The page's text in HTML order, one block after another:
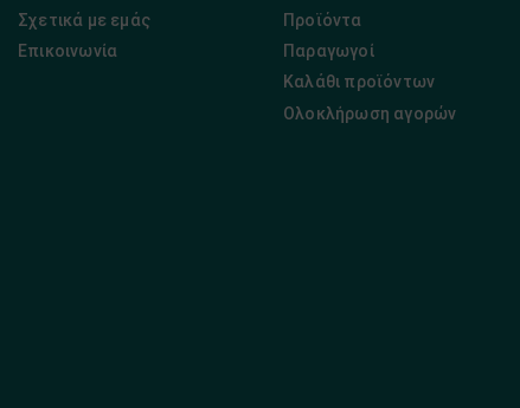
Σχετικά με εμάς
Επικοινωνία
Προϊόντα
Παραγωγοί
Καλάθι προϊόντων
Ολοκλήρωση αγορών